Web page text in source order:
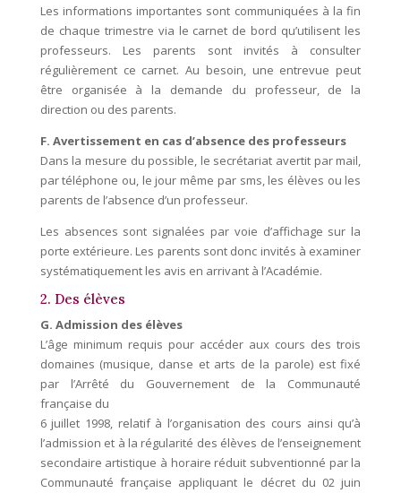
Les informations importantes sont communiquées à la fin
de chaque trimestre via le carnet de bord qu’utilisent les
professeurs. Les parents sont invités à consulter
régulièrement ce carnet. Au besoin, une entrevue peut
être organisée à la demande du professeur, de la
direction ou des parents.
F. Avertissement en cas d’absence des professeurs
Dans la mesure du possible, le secrétariat avertit par mail,
par téléphone ou, le jour même par sms, les élèves ou les
parents de l’absence d’un professeur.
Les absences sont signalées par voie d’affichage sur la
porte extérieure. Les parents sont donc invités à examiner
systématiquement les avis en arrivant à l’Académie.
2. Des élèves
G. Admission des élèves
L’âge minimum requis pour accéder aux cours des trois
domaines (musique, danse et arts de la parole) est fixé
par l’Arrêté du Gouvernement de la Communauté
française du
6 juillet 1998, relatif à l’organisation des cours ainsi qu’à
l’admission et à la régularité des élèves de l’enseignement
secondaire artistique à horaire réduit subventionné par la
Communauté française appliquant le décret du 02 juin